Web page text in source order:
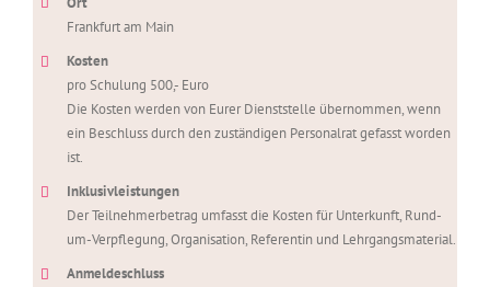
Frankfurt am Main
Kosten
pro Schulung 500,- Euro
Die Kosten werden von Eurer Dienststelle übernommen, wenn
ein Beschluss durch den zuständigen Personalrat gefasst worden
ist.
Inklusivleistungen
Der Teilnehmerbetrag umfasst die Kosten für Unterkunft, Rund-
um-Verpflegung, Organisation, Referentin und Lehrgangsmaterial.
Anmeldeschluss